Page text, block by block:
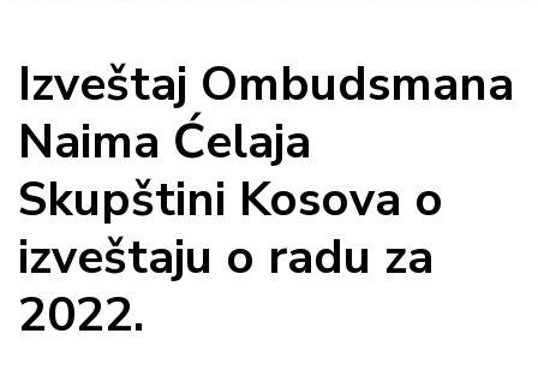
Izveštaj Ombudsmana
Naima Ćelaja
Skupštini Kosova o
izveštaju o radu za
2022.